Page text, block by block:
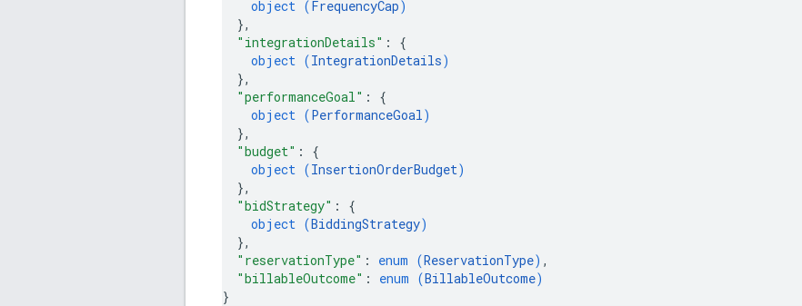
object (FrequencyCap)
},
"integrationDetails" : {
object (IntegrationDetails)
},
"performanceGoal" : {
object (PerformanceGoal)
},
"budget" : {
object (InsertionOrderBudget)
},
"bidStrategy" : {
object (BiddingStrategy)
},
"reservationType" : enum (ReservationType) ,
"billableOutcome" : enum (BillableOutcome)
}